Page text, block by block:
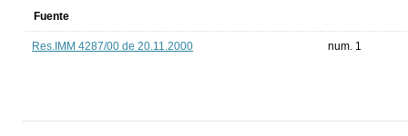
Fuente
Res.IMM 4287/00 de 20.11.2000 num. 1